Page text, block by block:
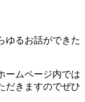
ゆるお話ができた
ームページ内では
だきますのでぜひ